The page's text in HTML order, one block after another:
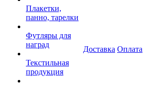
Плакетки,
панно, тарелки
Футляры для
наград
Текстильная
продукция
Доставка Оплата